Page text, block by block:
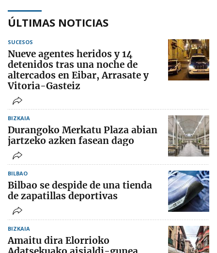
ÚLTIMAS NOTICIAS
SUCESOS
Nueve agentes heridos y 14
detenidos tras una noche de
altercados en Eibar, Arrasate y
Vitoria-Gasteiz
BIZKAIA
Durangoko Merkatu Plaza abian
jartzeko azken fasean dago
BILBAO
Bilbao se despide de una tienda
de zapatillas deportivas
BIZKAIA
Amaitu dira Elorrioko